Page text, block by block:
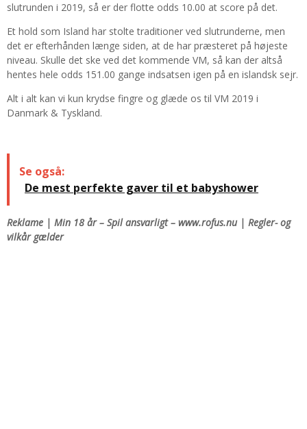
slutrunden i 2019, så er der flotte odds 10.00 at score på det.
Et hold som Island har stolte traditioner ved slutrunderne, men
det er efterhånden længe siden, at de har præsteret på højeste
niveau. Skulle det ske ved det kommende VM, så kan der altså
hentes hele odds 151.00 gange indsatsen igen på en islandsk sejr.
Alt i alt kan vi kun krydse fingre og glæde os til VM 2019 i
Danmark & Tyskland.
Se også:
De mest perfekte gaver til et babyshower
Reklame | Min 18 år – Spil ansvarligt – www.rofus.nu | Regler- og
vilkår gælder